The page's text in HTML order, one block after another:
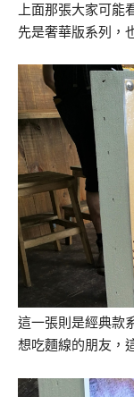
上面那張大家可
先是奢華版系列，
這一張則是經典款
想吃麵線的朋友，